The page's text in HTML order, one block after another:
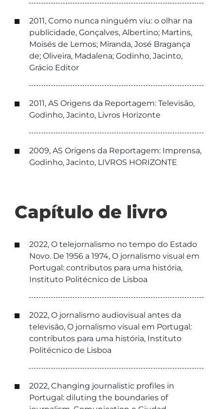
2011, Como nunca ninguém viu: o olhar na
publicidade, Gonçalves, Albertino; Martins,
Moisés de Lemos; Miranda, José Bragança
de; Oliveira, Madalena; Godinho, Jacinto,
Grácio Editor
2011, AS Origens da Reportagem: Televisão,
Godinho, Jacinto, Livros Horizonte
2009, AS Origens da Reportagem: Imprensa,
Godinho, Jacinto, LIVROS HORIZONTE
Capítulo de livro
2022, O telejornalismo no tempo do Estado
Novo. De 1956 a 1974, O jornalismo visual em
Portugal: contributos para uma história,
Instituto Politécnico de Lisboa
2022, O jornalismo audiovisual antes da
televisão, O jornalismo visual em Portugal:
contributos para uma história, Instituto
Politécnico de Lisboa
2022, Changing journalistic profiles in
Portugal: diluting the boundaries of